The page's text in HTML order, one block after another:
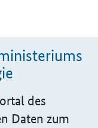
des
Daten zum